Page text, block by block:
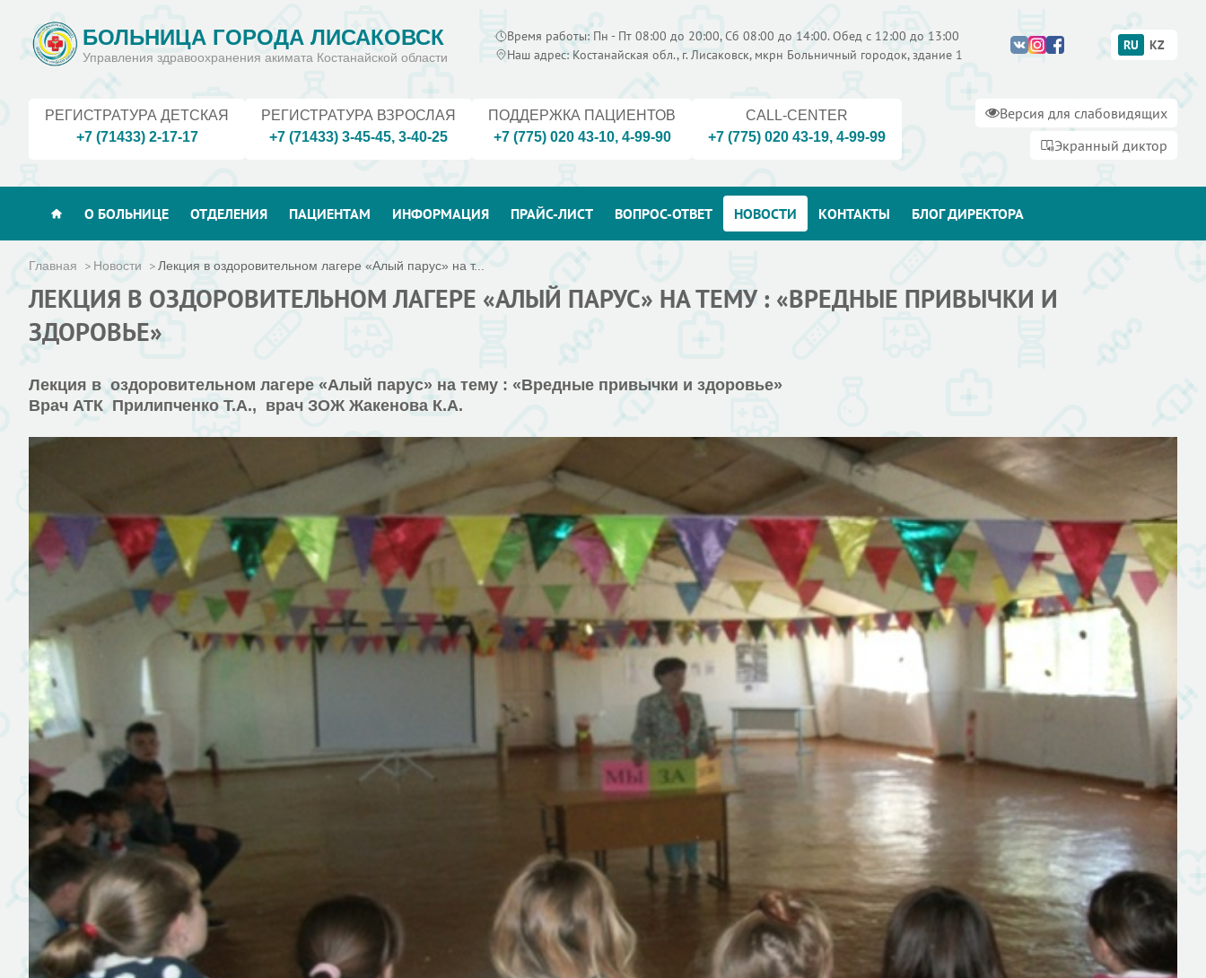
БОЛЬНИЦА ГОРОДА ЛИСАКОВСК
Управления здравоохранения акимата Костанайской области
Время работы: Пн - Пт 08:00 до 20:00, Сб 08:00 до 14:00. Обед с 12:00 до 13:00
Наш адрес: Костанайская обл., г. Лисаковск, мкрн Больничный городок, здание 1
RU KZ
РЕГИСТРАТУРА ДЕТСКАЯ
+7 (71433) 2-17-17
РЕГИСТРАТУРА ВЗРОСЛАЯ
+7 (71433) 3-45-45, 3-40-25
ПОДДЕРЖКА ПАЦИЕНТОВ
+7 (775) 020 43-10, 4-99-90
CALL-CENTER
+7 (775) 020 43-19, 4-99-99
Версия для слабовидящих
Экранный диктор
О БОЛЬНИЦЕ ОТДЕЛЕНИЯ ПАЦИЕНТАМ ИНФОРМАЦИЯ ПРАЙС-ЛИСТ ВОПРОС-ОТВЕТ НОВОСТИ КОНТАКТЫ БЛОГ ДИРЕКТОРА
Главная Новости Лекция в оздоровительном лагере «Алый парус» на т...
ЛЕКЦИЯ В ОЗДОРОВИТЕЛЬНОМ ЛАГЕРЕ «АЛЫЙ ПАРУС» НА ТЕМУ : «ВРЕДНЫЕ ПРИВЫЧКИ И
ЗДОРОВЬЕ»
Лекция в оздоровительном лагере «Алый парус» на тему : «Вредные привычки и здоровье»
Врач АТК Прилипченко Т.А., врач ЗОЖ Жакенова К.А.